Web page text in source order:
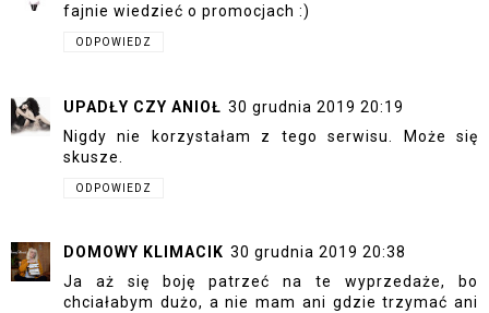
fajnie wiedzieć o promocjach :)
ODPOWIEDZ
UPADŁY CZY ANIOŁ 30 grudnia 2019 20:19
Nigdy nie korzystałam z tego serwisu. Może się
skusze.
ODPOWIEDZ
DOMOWY KLIMACIK 30 grudnia 2019 20:38
Ja aż się boję patrzeć na te wyprzedaże, bo
chciałabym dużo, a nie mam ani gdzie trzymać ani